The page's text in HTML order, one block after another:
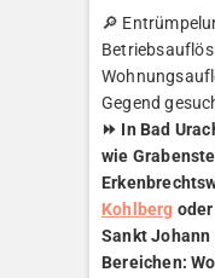
🔎
Gegend
⏩ In Bad
wie
Kohlberg
Sankt Johann
Bereichen: